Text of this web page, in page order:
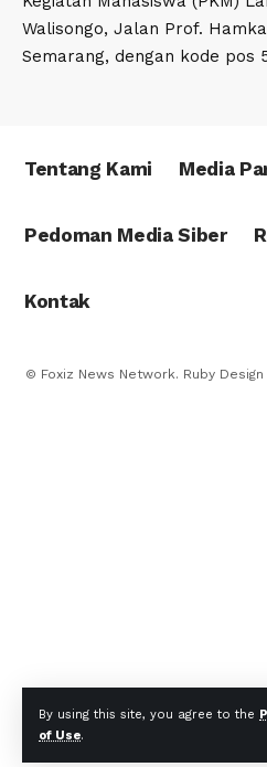
By using this site, you agree to the
of Use.
Walisongo, Jalan Prof.
Semarang, dengan kode pos
Tentang Kami Media
Pedoman Media Siber
Kontak
© Foxiz News Network. Ruby